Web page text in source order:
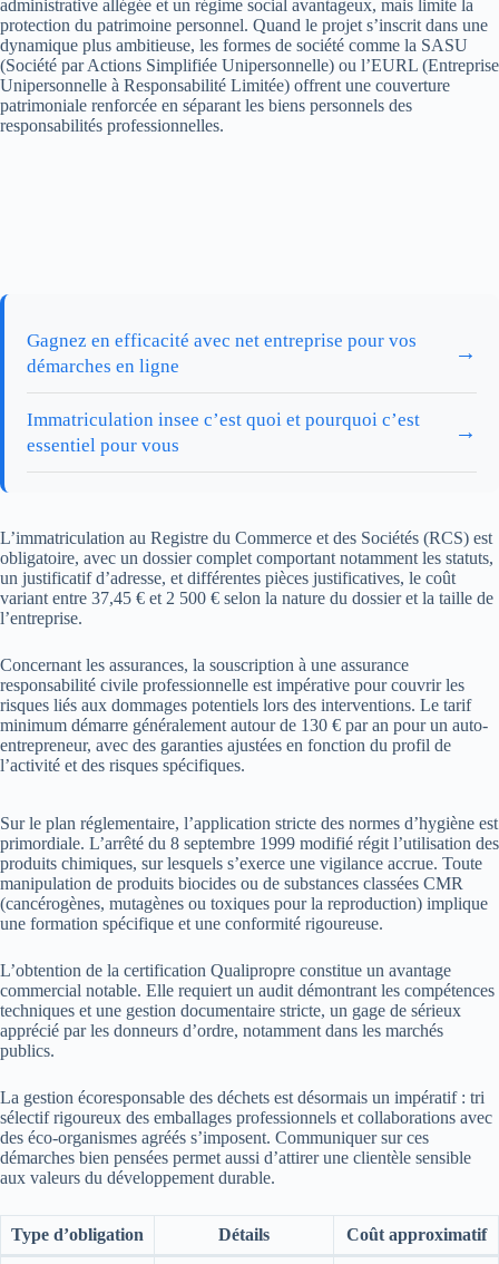
administrative allégée et un régime social avantageux, mais limite la
protection du patrimoine personnel. Quand le projet s’inscrit dans une
dynamique plus ambitieuse, les formes de société comme la SASU
(Société par Actions Simplifiée Unipersonnelle) ou l’EURL (Entreprise
Unipersonnelle à Responsabilité Limitée) offrent une couverture
patrimoniale renforcée en séparant les biens personnels des
responsabilités professionnelles.
Gagnez en efficacité avec net entreprise pour vos
démarches en ligne
→
Immatriculation insee c’est quoi et pourquoi c’est
essentiel pour vous
→
L’immatriculation au Registre du Commerce et des Sociétés (RCS) est
obligatoire, avec un dossier complet comportant notamment les statuts,
un justificatif d’adresse, et différentes pièces justificatives, le coût
variant entre 37,45 € et 2 500 € selon la nature du dossier et la taille de
l’entreprise.
Concernant les assurances, la souscription à une assurance
responsabilité civile professionnelle est impérative pour couvrir les
risques liés aux dommages potentiels lors des interventions. Le tarif
minimum démarre généralement autour de 130 € par an pour un auto-
entrepreneur, avec des garanties ajustées en fonction du profil de
l’activité et des risques spécifiques.
Sur le plan réglementaire, l’application stricte des normes d’hygiène est
primordiale. L’arrêté du 8 septembre 1999 modifié régit l’utilisation des
produits chimiques, sur lesquels s’exerce une vigilance accrue. Toute
manipulation de produits biocides ou de substances classées CMR
(cancérogènes, mutagènes ou toxiques pour la reproduction) implique
une formation spécifique et une conformité rigoureuse.
L’obtention de la certification Qualipropre constitue un avantage
commercial notable. Elle requiert un audit démontrant les compétences
techniques et une gestion documentaire stricte, un gage de sérieux
apprécié par les donneurs d’ordre, notamment dans les marchés
publics.
La gestion écoresponsable des déchets est désormais un impératif : tri
sélectif rigoureux des emballages professionnels et collaborations avec
des éco-organismes agréés s’imposent. Communiquer sur ces
démarches bien pensées permet aussi d’attirer une clientèle sensible
aux valeurs du développement durable.
Type d’obligation Détails Coût approximatif